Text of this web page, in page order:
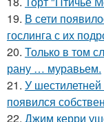
19. В сети
гослинга с их
20. Только в том
рану … муравьем.
21. У
появился
22. Джим керри